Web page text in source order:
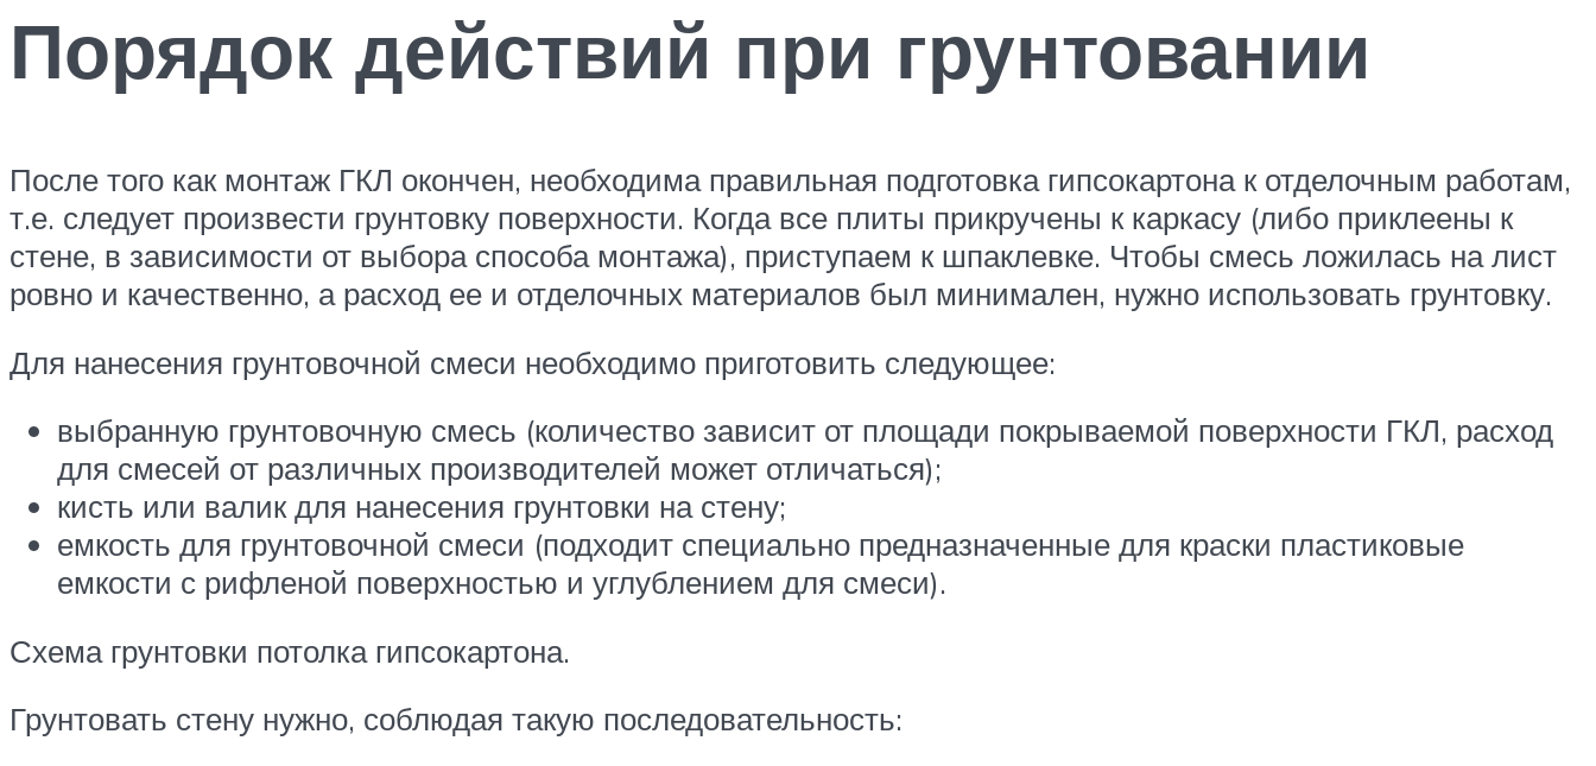
Порядок действий при грунтовании
После того как монтаж ГКЛ окончен, необходима правильная подготовка гипсокартона к отделочным работам,
т.е. следует произвести грунтовку поверхности. Когда все плиты прикручены к каркасу (либо приклеены к
стене, в зависимости от выбора способа монтажа), приступаем к шпаклевке. Чтобы смесь ложилась на лист
ровно и качественно, а расход ее и отделочных материалов был минимален, нужно использовать грунтовку.
Для нанесения грунтовочной смеси необходимо приготовить следующее:
выбранную грунтовочную смесь (количество зависит от площади покрываемой поверхности ГКЛ, расход
для смесей от различных производителей может отличаться);
кисть или валик для нанесения грунтовки на стену;
емкость для грунтовочной смеси (подходит специально предназначенные для краски пластиковые
емкости с рифленой поверхностью и углублением для смеси).
Схема грунтовки потолка гипсокартона.
Грунтовать стену нужно, соблюдая такую последовательность: